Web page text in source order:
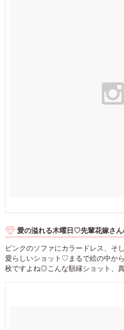
愛の溢れる木曜日♡先輩花嫁さ
ピンクのソファにカラードレス、そ
愛らしいショット♡まるで絵の中か
枚ですよね◎こんな額縁ショット、